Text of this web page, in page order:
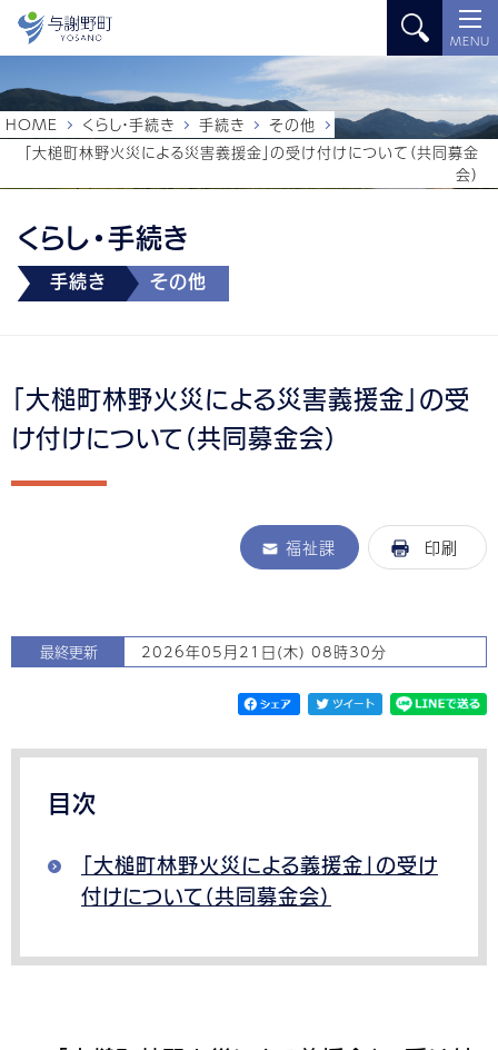
MENU
くらし・手続き
手続き その他
HOME くらし・手続き 手続き
その他
「大槌町林野火災による災害義援金」の受け付けについて（共同募金
会）
「大槌町林野火災による災害義援金」の受
け付けについて（共同募金会）
福祉課 印刷
最終更新 2026年05月21日(木) 08時30分
目次
「大槌町林野火災による義援金」の受け
付けについて（共同募金会）